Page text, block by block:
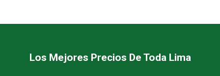
Los Mejores Precios De Toda Lima